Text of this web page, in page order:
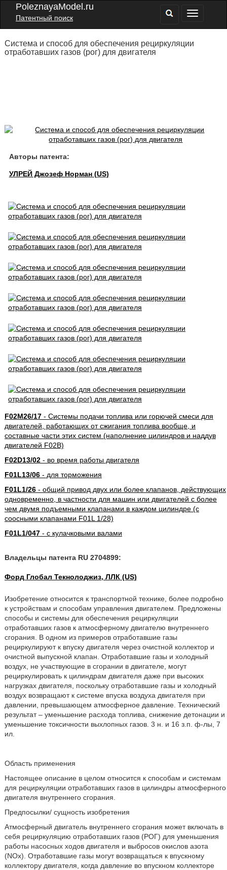
PoleznayaModel.ru
Патентный поиск
Система и способ для обеспечения рециркуляции
отработавших газов (рог) для двигателя
Авторы патента:
УЛРЕЙ Джозеф Норман (US)
F02M26/17- Системы подачи топлива или горючей смеси для
двигателей, работающих от сжигания топлива вообще, и
составные части этих систем (наполнение цилиндров и наддув
двигателей F02B)
F02D13/02- во время работы двигателя
F01L13/06- для торможения
F01L1/26- общий привод двух или более клапанов, действующих
одновременно, в частности для машин или двигателей с более
чем двумя подъемными клапанами в каждом цилиндре (с
соосными клапанами F01L 1/28)
F01L1/047- с кулачковыми валами
Владельцы патента RU 2704899:
Форд Глобал Текнолоджиз, ЛЛК (US)
Изобретение относится к транспортной технике, более подробно
к устройствам и способам управления двигателем. Предложены
способы и системы для обеспечения рециркуляции
отработавших газов к атмосферному двигателю внутреннего
сгорания. В одном из примеров отработавшие газы
рециркулируют к впуску двигателя через очистной коллектор и
очистной выпускной клапан. Отработавшие газы и холодный
воздух, не участвующие в сгорании в двигателе, могут
рециркулировать к цилиндрам двигателя даже при высоких
нагрузках двигателя, поскольку отработавшие газы и холодный
воздух возвращают к системе впуска воздуха двигателя при
давлении, превышающем атмосферное давление. Технический
результат – уменьшение расхода топлива, снижение детонации и
уменьшение токсичности выхлопных газов. 3 н. и 16 з.п. ф-лы, 7
ил.
Область применения
Настоящее описание в целом относится к способам и системам
для рециркуляции отработавших газов в цилиндры атмосферного
двигателя внутреннего сгорания.
Предпосылки/ сущность изобретения
Атмосферный двигатель внутреннего сгорания может включать в
себя рециркуляцию отработавших газов (РОГ) для уменьшения
работы насосных ходов двигателя и выбросов окислов азота
(NOx). Отработавшие газы могут возвращаться к впускному
коллектору двигателя, когда давление во впускном коллекторе